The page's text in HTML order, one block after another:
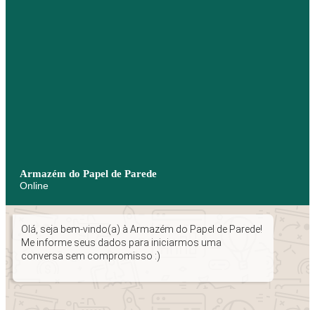
Armazém do Papel de Parede
Online
Olá, seja bem-vindo(a) à Armazém do Papel de Parede!
Me informe seus dados para iniciarmos uma
conversa sem compromisso :)